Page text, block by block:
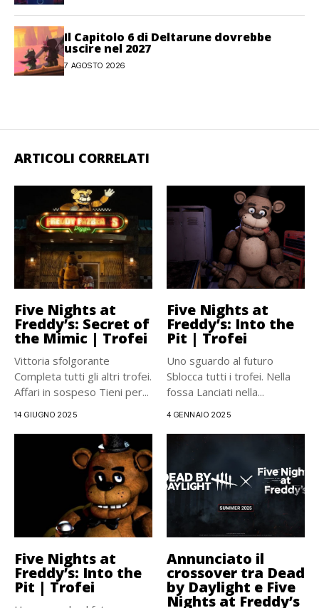
Il Capitolo 6 di Deltarune dovrebbe
uscire nel 2027
7 AGOSTO 2026
ARTICOLI CORRELATI
Five Nights at
Freddy’s: Secret of
the Mimic | Trofei
Vittoria sfolgorante
Completa tutti gli altri trofei.
Affari in sospeso Tieni per...
14 GIUGNO 2025
Five Nights at
Freddy’s: Into the
Pit | Trofei
Uno sguardo al futuro
Sblocca tutti i trofei. Nella
fossa Lanciati nella...
4 GENNAIO 2025
Five Nights at
Freddy’s: Into the
Pit | Trofei
Annunciato il
crossover tra Dead
by Daylight e Five
Nights at Freddy’s